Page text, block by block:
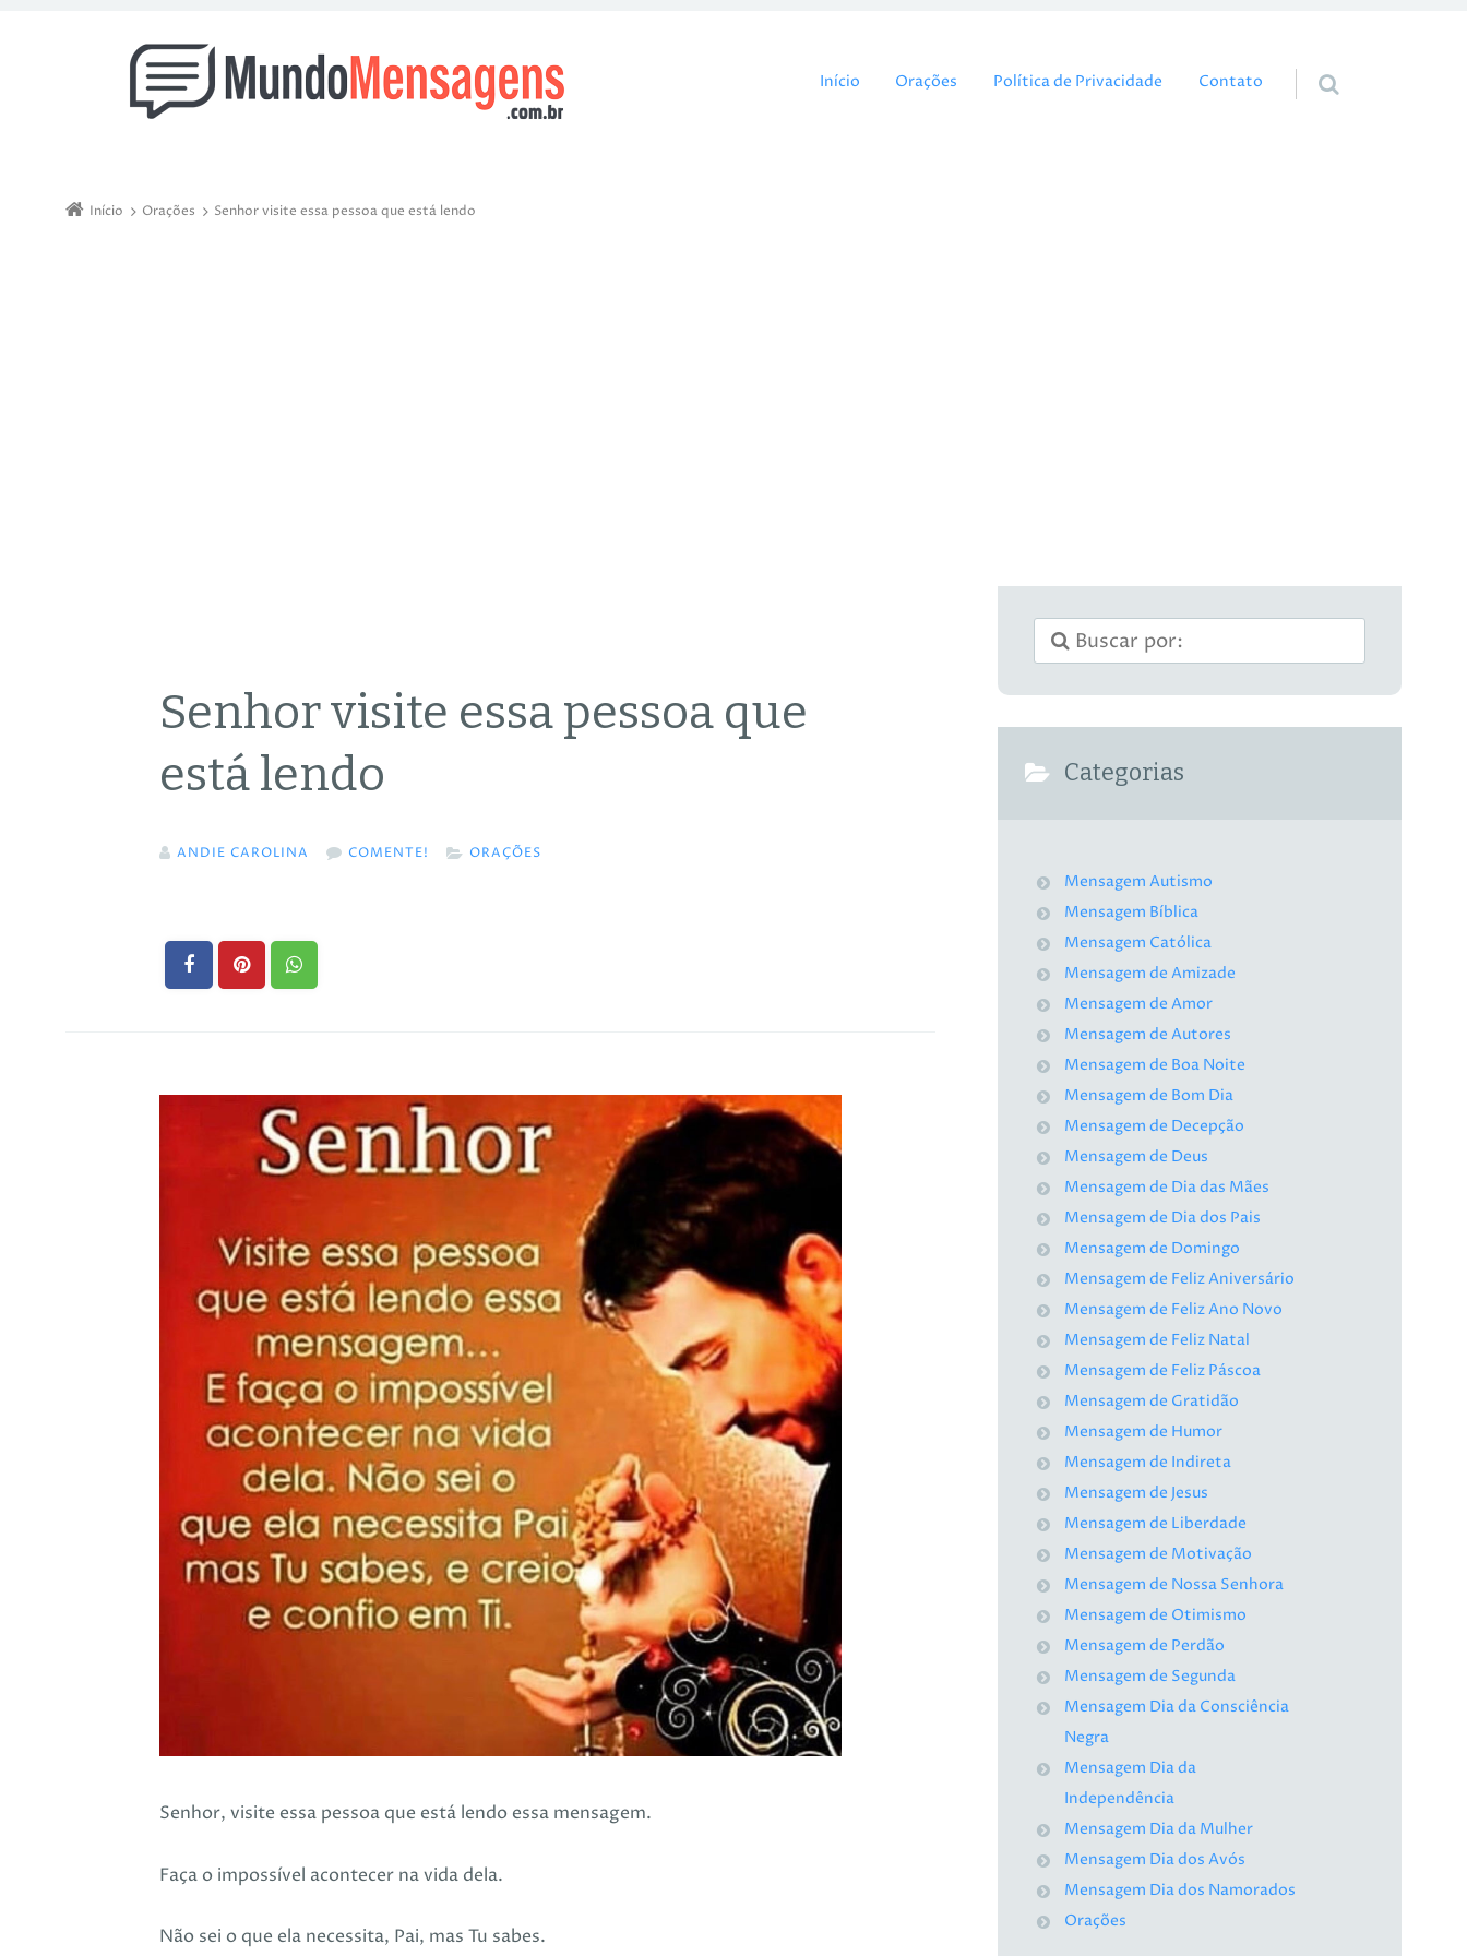
Pular para o conteúdo
Início Orações Política de Privacidade Contato
Início Orações Senhor visite essa pessoa que está lendo
Senhor visite essa pessoa que
está lendo
ANDIE CAROLINA COMENTE! ORAÇÕES
Senhor, visite essa pessoa que está lendo essa mensagem.
Faça o impossível acontecer na vida dela.
Não sei o que ela necessita, Pai, mas Tu sabes.
Categorias
Mensagem Autismo
Mensagem Bíblica
Mensagem Católica
Mensagem de Amizade
Mensagem de Amor
Mensagem de Autores
Mensagem de Boa Noite
Mensagem de Bom Dia
Mensagem de Decepção
Mensagem de Deus
Mensagem de Dia das Mães
Mensagem de Dia dos Pais
Mensagem de Domingo
Mensagem de Feliz Aniversário
Mensagem de Feliz Ano Novo
Mensagem de Feliz Natal
Mensagem de Feliz Páscoa
Mensagem de Gratidão
Mensagem de Humor
Mensagem de Indireta
Mensagem de Jesus
Mensagem de Liberdade
Mensagem de Motivação
Mensagem de Nossa Senhora
Mensagem de Otimismo
Mensagem de Perdão
Mensagem de Segunda
Mensagem Dia da Consciência
Negra
Mensagem Dia da
Independência
Mensagem Dia da Mulher
Mensagem Dia dos Avós
Mensagem Dia dos Namorados
Orações